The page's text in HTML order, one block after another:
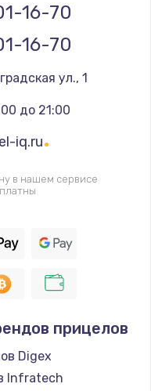
16-70
16-70
ул., 1
до 21:00
iq.ru
в нашем сервисе
прицелов
Digex
Infratech